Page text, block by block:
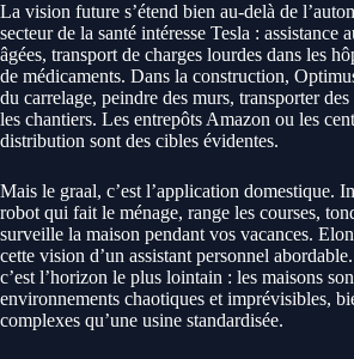
La vision future s’étend bien au-delà de
secteur de la santé intéresse Tesla : assistance
âgées, transport de charges lourdes dans les
de médicaments. Dans la construction,
du carrelage, peindre des murs, transporter
les chantiers. Les entrepôts Amazon ou les
distribution sont des cibles évidentes.
Mais le graal, c’est l’application domestique.
robot qui fait le ménage, range les courses,
surveille la maison pendant vos vacances.
cette vision d’un assistant personnel
c’est l’horizon le plus lointain : les maisons
environnements chaotiques et imprévisibles,
complexes qu’une usine standardisée.